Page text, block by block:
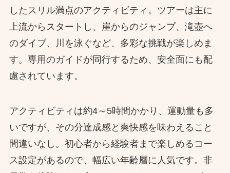
したスリル満点のアクティビティ。ツアーは主に
上流からスタートし、崖からのジャンプ、滝壺へ
のダイブ、川を泳ぐなど、多彩な挑戦が楽しめま
す。専用のガイドが同行するため、安全面にも配
慮されています。
アクティビティは約4～5時間かかり、運動量も多
いですが、その分達成感と爽快感を味わえること
間違いなし。初心者から経験者まで楽しめるコー
ス設定があるので、幅広い年齢層に人気です。非